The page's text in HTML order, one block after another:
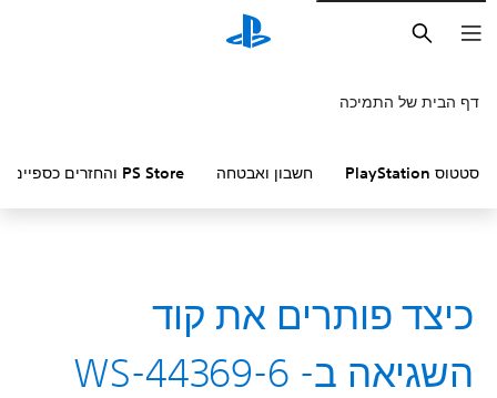
חיפוש
דף הבית של התמיכה
סטטוס PlayStation חשבון ואבטחה PS Store והחזרים כספיים
כיצד פותרים את קוד
השגיאה ב- WS-44369-6